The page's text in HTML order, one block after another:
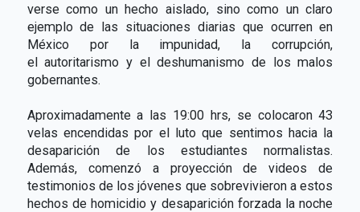
verse como un hecho aislado, sino como un claro
ejemplo de las situaciones diarias que ocurren en
México por la impunidad, la corrupción,
el autoritarismo y el deshumanismo de los malos
gobernantes.
Aproximadamente a las 19:00 hrs, se colocaron 43
velas encendidas por el luto que sentimos hacia la
desaparición de los estudiantes normalistas.
Además, comenzó a proyección de videos de
testimonios de los jóvenes que sobrevivieron a estos
hechos de homicidio y desaparición forzada la noche